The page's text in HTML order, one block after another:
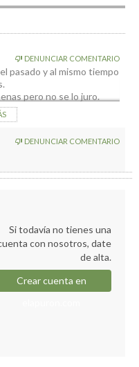
DENUNCIAR COMENTARIO
pasado y al mismo tiempo
pero no se lo juro.
DENUNCIAR COMENTARIO
Si todavía no tienes una
con nosotros, date
de alta.
Crear cuenta en